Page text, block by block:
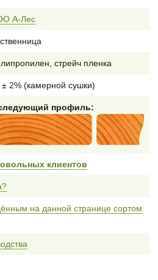
А-Лес
стрейч пленка
± 2% (камерной сушки)
профиль:
клиентов
на данной странице сортом